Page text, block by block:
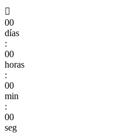

00
días
:
00
horas
:
00
min
:
00
seg